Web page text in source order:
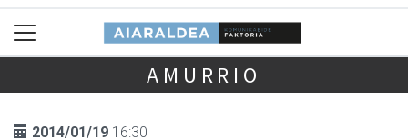
AMURRIO
2014/01/19 16:30